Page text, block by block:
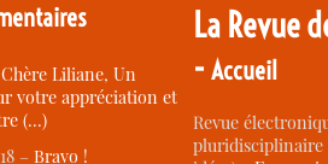
Chère Liliane, Un
votre appréciation et
(…)
–Bravo !
La Revue
-Accueil
Revue